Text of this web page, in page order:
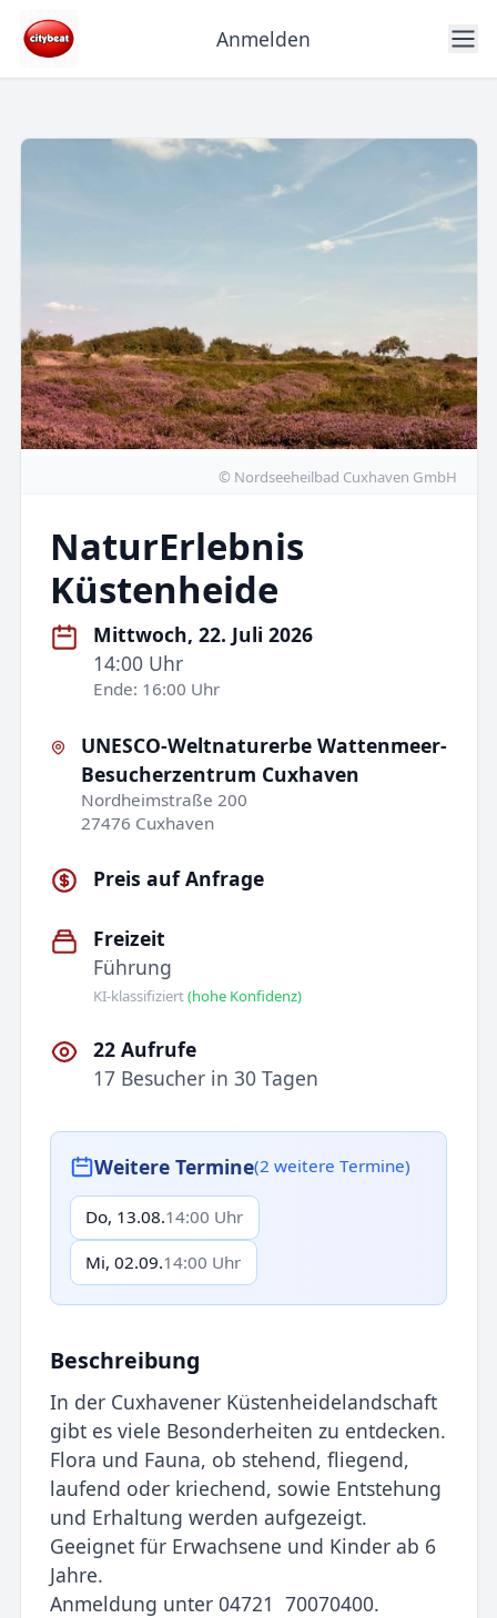
Anmelden
© Nordseeheilbad Cuxhaven GmbH
NaturErlebnis
Küstenheide
Mittwoch, 22. Juli 2026
14:00 Uhr
Ende: 16:00 Uhr
UNESCO-Weltnaturerbe Wattenmeer-
Besucherzentrum Cuxhaven
Nordheimstraße 200
27476 Cuxhaven
Preis auf Anfrage
Freizeit
Führung
KI-klassifiziert(hohe Konfidenz)
22 Aufrufe
17 Besucher in 30 Tagen
Weitere Termine(2 weitere Termine)
Do, 13.08.14:00 Uhr
Mi, 02.09.14:00 Uhr
Beschreibung
In der Cuxhavener Küstenheidelandschaft
gibt es viele Besonderheiten zu entdecken.
Flora und Fauna, ob stehend, fliegend,
laufend oder kriechend, sowie Entstehung
und Erhaltung werden aufgezeigt.
Geeignet für Erwachsene und Kinder ab 6
Jahre.
Anmeldung unter 04721 70070400.